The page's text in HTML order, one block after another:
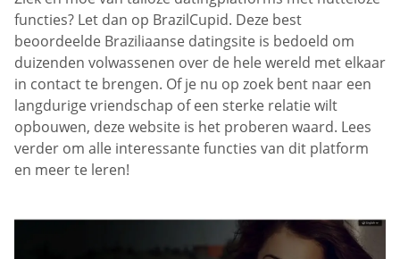
functies? Let dan op BrazilCupid. Deze best
beoordeelde Braziliaanse datingsite is bedoeld om
duizenden volwassenen over de hele wereld met elkaar
in contact te brengen. Of je nu op zoek bent naar een
langdurige vriendschap of een sterke relatie wilt
opbouwen, deze website is het proberen waard. Lees
verder om alle interessante functies van dit platform
en meer te leren!